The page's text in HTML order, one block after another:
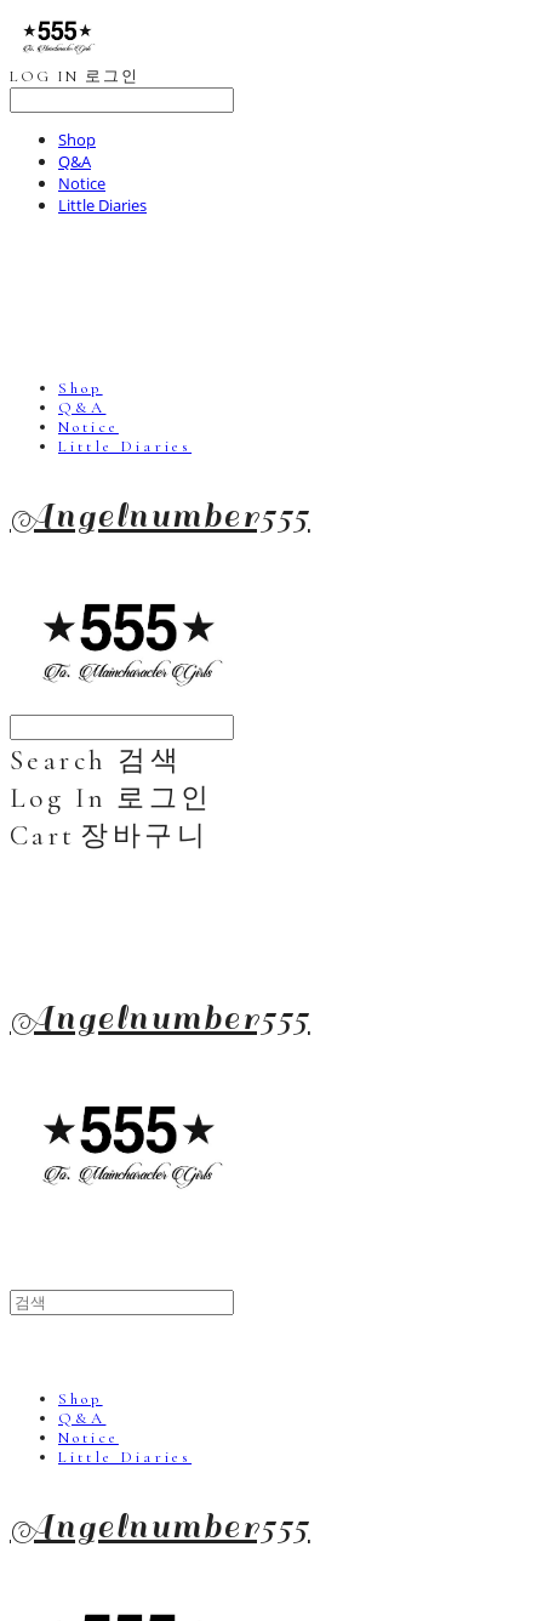
LOG IN 로그인
Shop
Q&A
Notice
Little Diaries
Shop
Q&A
Notice
Little Diaries
Angelnumber555
Search 검색
Log In 로그인
Cart 장바구니
Angelnumber555
Shop
Q&A
Notice
Little Diaries
Angelnumber555